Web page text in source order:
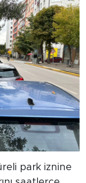
park iznine